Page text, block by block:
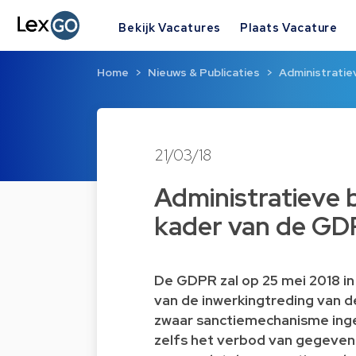
Bekijk Vacatures Plaats Vacature
Home Nieuws & Publicaties
21/03/18
Administratieve
kader van de
De GDPR zal op 25 mei 2018
van de inwerkingtreding van
zwaar sanctiemechanisme
zelfs het verbod van